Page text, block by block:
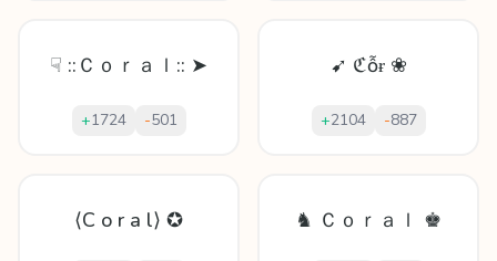
☟ ::Ｃｏｒａｌ:: ➤
+1724 -501
➹ ℭỗɍ ❀
+2104 -887
⟨C o r a l⟩ ✪ ♞ Ｃｏｒａｌ ♚